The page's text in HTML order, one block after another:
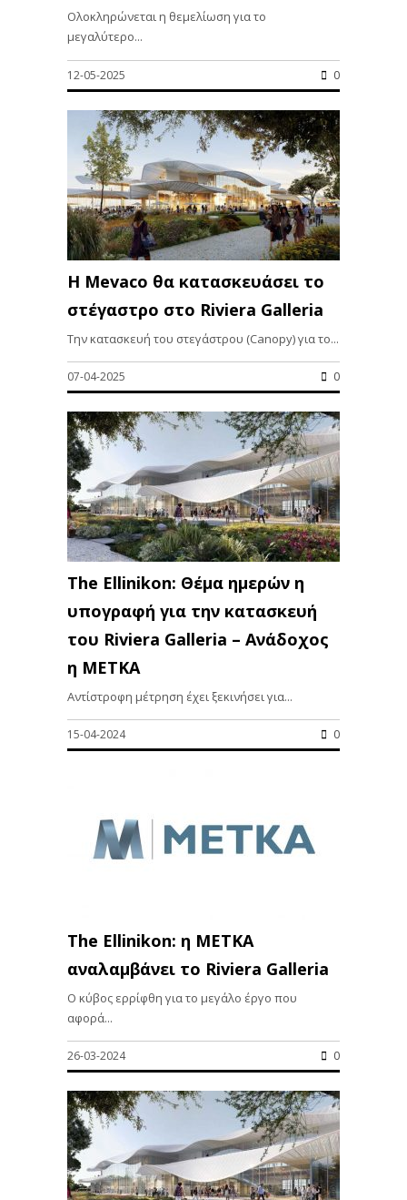
Ολοκληρώνεται η θεμελίωση για το
μεγαλύτερο...
12-05-2025 0
Η Mevaco θα κατασκευάσει το
στέγαστρο στο Riviera Galleria
Την κατασκευή του στεγάστρου (Canopy) για το...
07-04-2025 0
The Ellinikon: Θέμα ημερών η
υπογραφή για την κατασκευή
του Riviera Galleria – Ανάδοχος
η ΜΕΤΚΑ
Αντίστροφη μέτρηση έχει ξεκινήσει για...
15-04-2024 0
The Ellinikon: η METKA
αναλαμβάνει το Riviera Galleria
Ο κύβος ερρίφθη για το μεγάλο έργο που
αφορά...
26-03-2024 0